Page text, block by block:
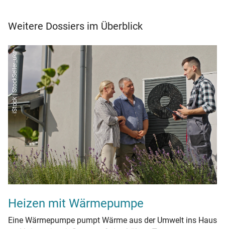
Weitere Dossiers im Überblick
iStock | StockSeller_ukr
Heizen mit Wärmepumpe
Eine Wärmepumpe pumpt Wärme aus der Umwelt ins Haus